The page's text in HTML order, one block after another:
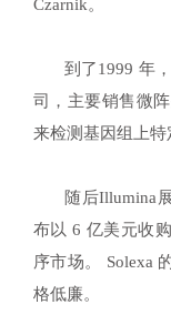
Czarnik。
到了1999 年
司，主要销售微
来检测基因组上特
随后Illumina
布以 6 亿美元收
序市场。 Solexa
格低廉。